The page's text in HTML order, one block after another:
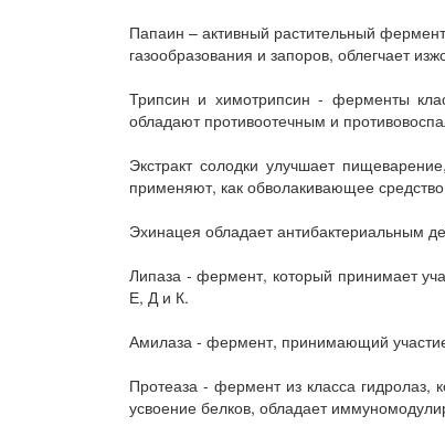
Папаин – активный растительный
газообразования и запоров, облегчает
Трипсин и химотрипсин - ферменты
обладают противоотечным и
Экстракт солодки улучшает
применяют, как обволакивающее
Эхинацея обладает антибактериальным
Липаза - фермент, который принимает
Е, Д и К.
Амилаза - фермент, принимающий
Протеаза - фермент из класса гидролаз,
усвоение белков, обладает